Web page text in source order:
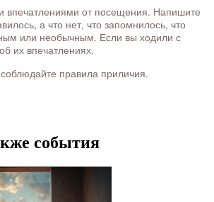
впечатлениями от посещения. Напишите
а что нет, что запомнилось, что
или необычным. Если вы ходили с
их впечатлениях.
правила приличия.
события